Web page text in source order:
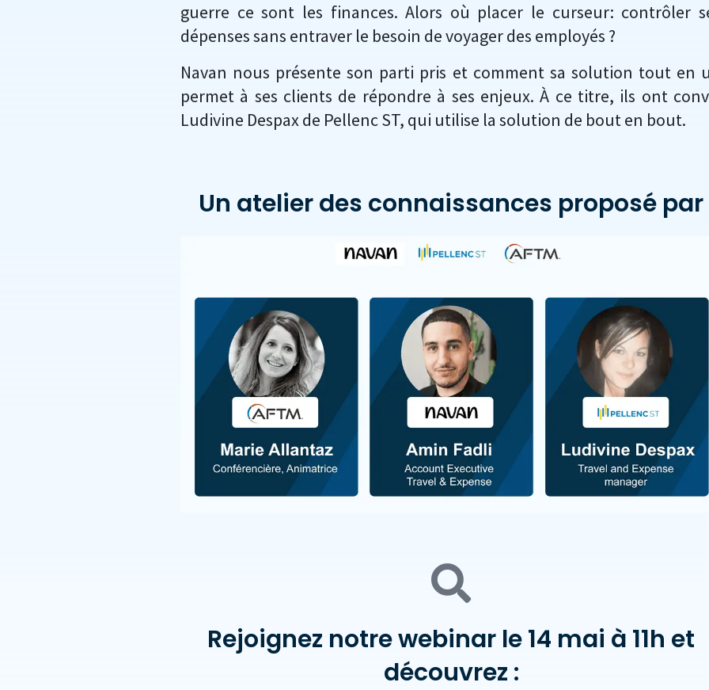
guerre ce sont les finances. Alors où placer le curseur: contrôler
dépenses sans entraver le besoin de voyager des employés ?
Navan nous présente son parti pris et comment sa solution tout en
permet à ses clients de répondre à ses enjeux. À ce titre, ils ont
Ludivine Despax de Pellenc ST, qui utilise la solution de bout en bout.
Un atelier des connaissances proposé par
Rejoignez notre webinar le 14 mai à 11h et
découvrez :